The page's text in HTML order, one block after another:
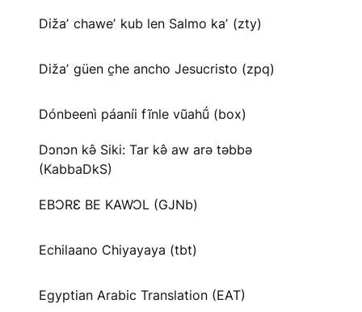
Dižaʼ chaweʼ kub len Salmo kaʼ (zty)
Dižaʼ güen c̱he ancho Jesucristo (zpq)
Dónbeenì páaníi fĩnle vũahṹ (box)
Dɔnɔn kə̂ Siki: Tar kə̂ aw arə təbbə
(KabbaDkS)
EBƆRƐ BE KAWƆL (GJNb)
Echilaano Chiyayaya (tbt)
Egyptian Arabic Translation (EAT)